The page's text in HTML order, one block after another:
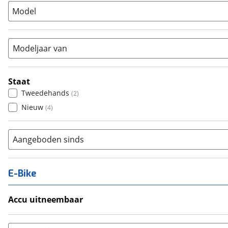
Tandem
Model
Modeljaar van
Staat
Tweedehands (2)
Nieuw (4)
Aangeboden sinds
E-Bike
Accu uitneembaar
Nee, vast (0)